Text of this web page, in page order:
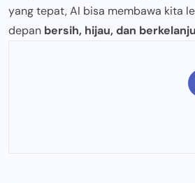
yang tepat, AI bisa membawa kita
depan bersih, hijau, dan